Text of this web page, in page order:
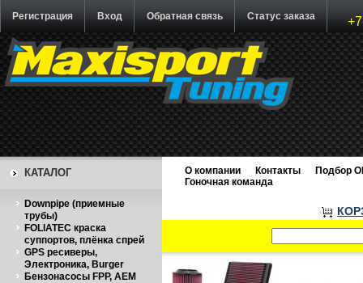
Регистрация Вход Обратная связь Статус заказа
КАТАЛОГ
Downpipe (приемные
трубы)
FOLIATEC краска
суппортов, плёнка спрей
GPS ресиверы,
Электроника, Burger
Бензонасосы FPP, AEM
О компании Контакты
Подбор
Гоночная команда